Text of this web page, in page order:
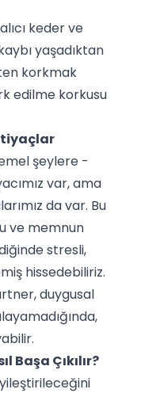
keder ve
yaşadıktan
korkmak
edilme korkusu
şeylere -
var, ama
da var. Bu
ve memnun
stresli,
hissedebiliriz.
duygusal
Başa Çıkılır?